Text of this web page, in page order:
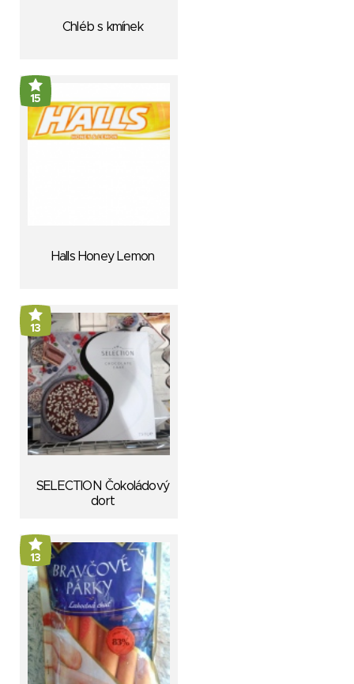
Chléb s kmínek
15
Halls Honey Lemon
13
SELECTION Čokoládový
dort
13